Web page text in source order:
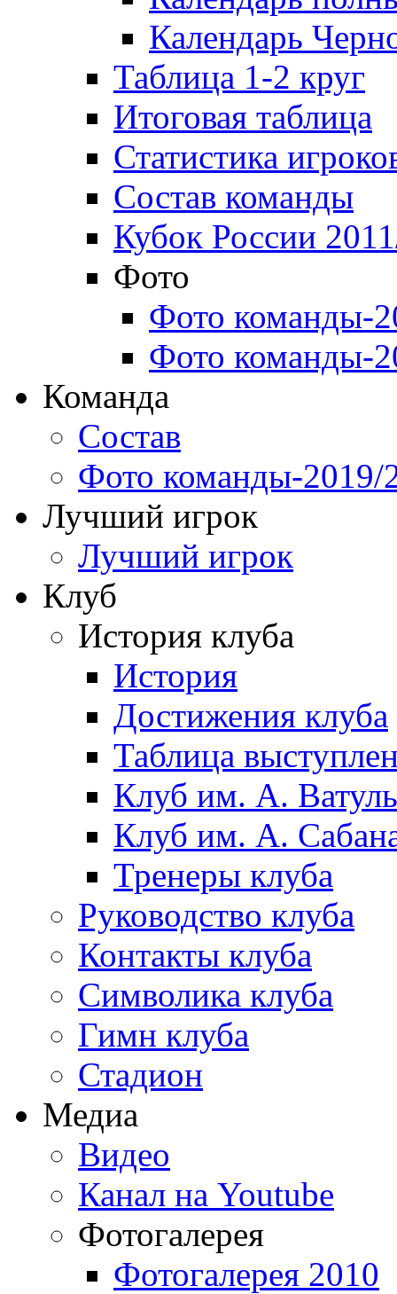
Календарь
Таблица 1-2 круг
Итоговая таблица
Статистика
Состав команды
Кубок России
Фото
Фото команды-
Фото команды-
Команда
Состав
Фото команды-2019/
Лучший игрок
Лучший игрок
Клуб
История клуба
История
Достижения клуба
Таблица
Клуб им. А.
Клуб им. А.
Тренеры клуба
Руководство клуба
Контакты клуба
Символика клуба
Гимн клуба
Стадион
Медиа
Видео
Канал на Youtube
Фотогалерея
Фотогалерея 2010